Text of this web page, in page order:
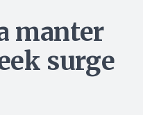
manter
surge